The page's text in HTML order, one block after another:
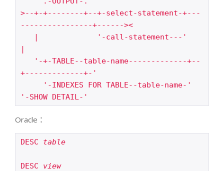
>--+-+--------+--+-select-statement-+---
----------------+------><
|
+-------------+-'
'-SHOW DETAIL-'
Oracle：
DESC table
DESC view